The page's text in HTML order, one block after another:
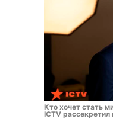
Кто хочет стать
ICTV